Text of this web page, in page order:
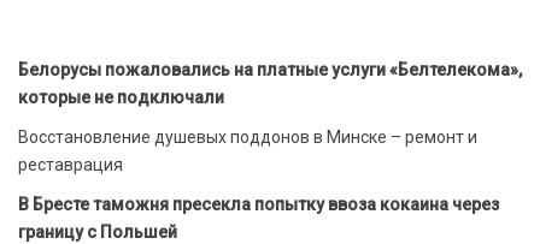
Белорусы пожаловались на платные услуги «Белтелекома»,
которые не подключали
Восстановление душевых поддонов в Минске – ремонт и
реставрация
В Бресте таможня пресекла попытку ввоза кокаина через
границу с Польшей